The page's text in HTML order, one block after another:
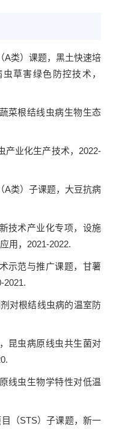
A类）课题，黑土快速培
草害绿色防控技术，
菜根结线虫病生物生态
产业化生产技术，2022-
A类）子课题，大豆抗病
技术产业化专项，设施
用，2021-2022.
示范与推广课题，甘薯
2021.
对根结线虫病的温室防
昆虫病原线虫共生菌对
线虫生物学特性对低温
（STS）子课题，新一